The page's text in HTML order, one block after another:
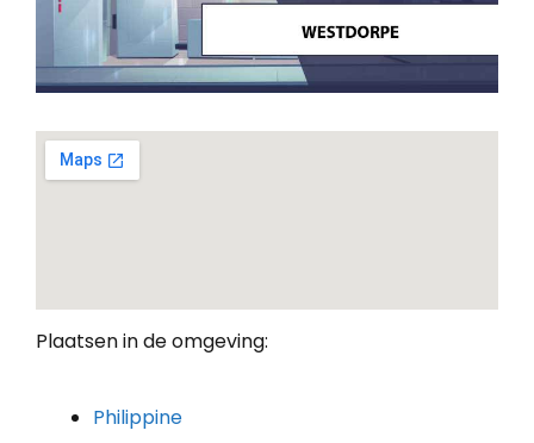
Plaatsen in de omgeving:
Philippine